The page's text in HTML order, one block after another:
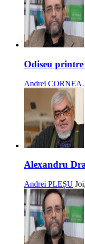
Odiseu
Andrei CORNEA
Alexandru
Andrei PLEȘU